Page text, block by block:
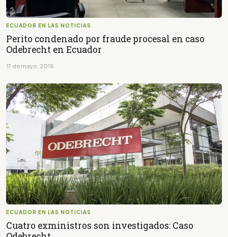
ECUADOR EN LAS NOTICIAS
Perito condenado por fraude procesal en caso
Odebrecht en Ecuador
17 de mayo, 2018
ECUADOR EN LAS NOTICIAS
Cuatro exministros son investigados: Caso